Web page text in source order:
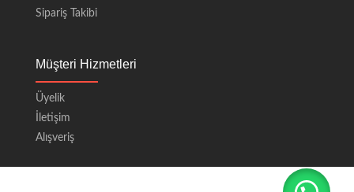
Sipariş Takibi
Müşteri Hizmetleri
Üyelik
İletişim
Alışveriş